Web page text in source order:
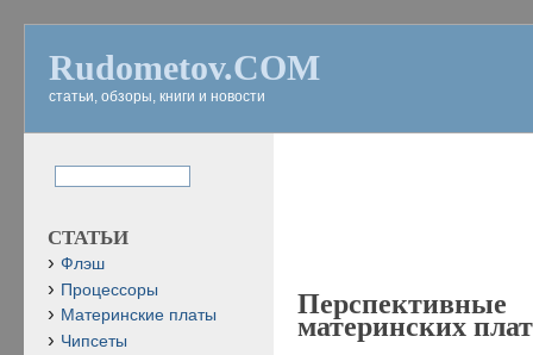
Rudometov.COM
статьи, обзоры, книги и новости
материнских
СТАТЬИ
Флэш
Процессоры
Материнские платы
Чипсеты